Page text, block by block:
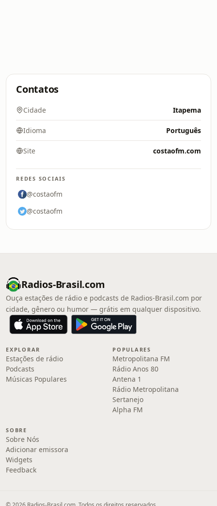
Contatos
Cidade Itapema
Idioma Português
Site costaofm.com
REDES SOCIAIS
@costaofm
@costaofm
Radios-Brasil.com
Ouça estações de rádio e podcasts de Radios-Brasil.com por
cidade, gênero ou humor — grátis em qualquer dispositivo.
EXPLORAR
Estações de rádio
Podcasts
Músicas Populares
POPULARES
Metropolitana FM
Rádio Anos 80
Antena 1
Rádio Metropolitana
Sertanejo
Alpha FM
SOBRE
Sobre Nós
Adicionar emissora
Widgets
Feedback